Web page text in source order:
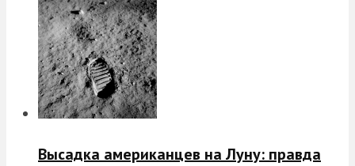
Высадка американцев на Луну: правда